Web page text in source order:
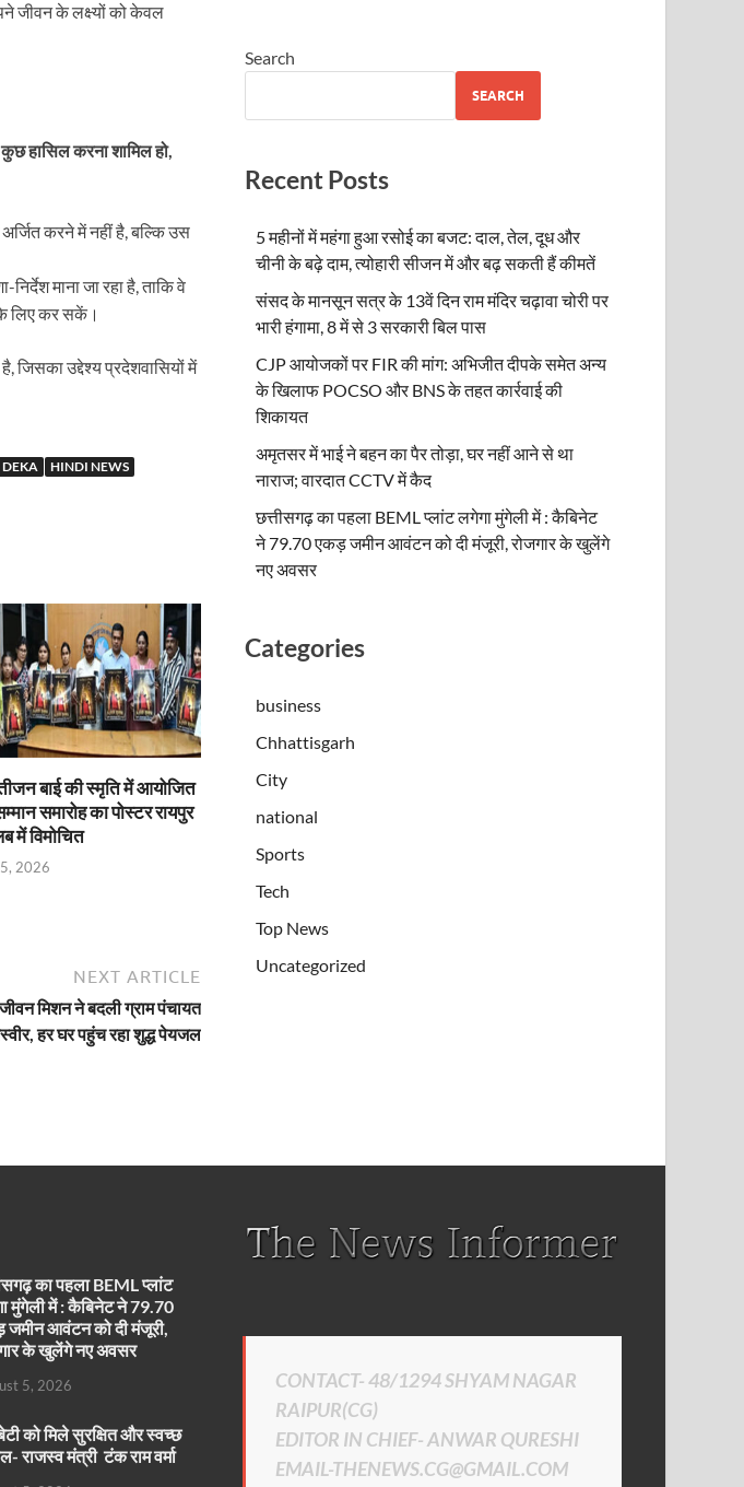
जीवन के लक्ष्यों को केवल
हासिल करना शामिल हो,
करने में नहीं है, बल्कि उस
माना जा रहा है, ताकि वे
के लिए कर सकें।
जिसका उद्देश्य प्रदेशवासियों में
HINDI NEWS
तीजन बाई की स्मृति में आयोजित
समारोह का पोस्टर रायपुर
में विमोचित
2026
NEXT ARTICLE
मिशन ने बदली ग्राम पंचायत
हर घर पहुंच रहा शुद्ध पेयजल
Search
SEARCH
Recent Posts
5 महीनों में महंगा हुआ रसोई का बजट: दाल, तेल, दूध और
चीनी के बढ़े दाम, त्योहारी सीजन में और बढ़ सकती हैं कीमतें
संसद के मानसून सत्र के 13वें दिन राम मंदिर चढ़ावा चोरी पर
भारी हंगामा, 8 में से 3 सरकारी बिल पास
CJP आयोजकों पर FIR की मांग: अभिजीत दीपके समेत अन्य
के खिलाफ POCSO और BNS के तहत कार्रवाई की
शिकायत
अमृतसर में भाई ने बहन का पैर तोड़ा, घर नहीं आने से था
नाराज; वारदात CCTV में कैद
छत्तीसगढ़ का पहला BEML प्लांट लगेगा मुंगेली में : कैबिनेट
ने 79.70 एकड़ जमीन आवंटन को दी मंजूरी, रोजगार के खुलेंगे
नए अवसर
Categories
business
Chhattisgarh
City
national
Sports
Tech
Top News
Uncategorized
का पहला BEML प्लांट
मुंगेली में : कैबिनेट ने 79.70
जमीन आवंटन को दी मंजूरी,
के खुलेंगे नए अवसर
5, 2026
को मिले सुरक्षित और स्वच्छ
राजस्व मंत्री टंक राम वर्मा
CONTACT- 48/1294 SHYAM NAGAR
RAIPUR(CG)
EDITOR IN CHIEF- ANWAR QURESHI
EMAIL-THENEWS.CG@GMAIL.COM